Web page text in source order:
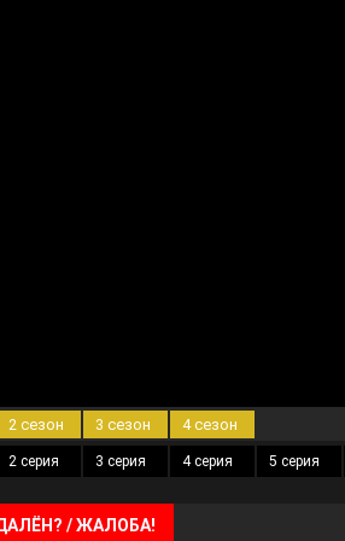
холм
2 сезон 3 сезон 4 сезон
2 серия 3 серия 4 серия 5 серия
/ ЖАЛОБА!